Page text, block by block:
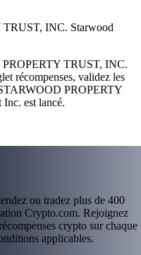
TRUST, INC. Starwood
PROPERTY TRUST, INC.
récompenses, validez les
PROPERTY
est lancé.
ou tradez plus de 400
Crypto.com. Rejoignez
crypto sur chaque
applicables.